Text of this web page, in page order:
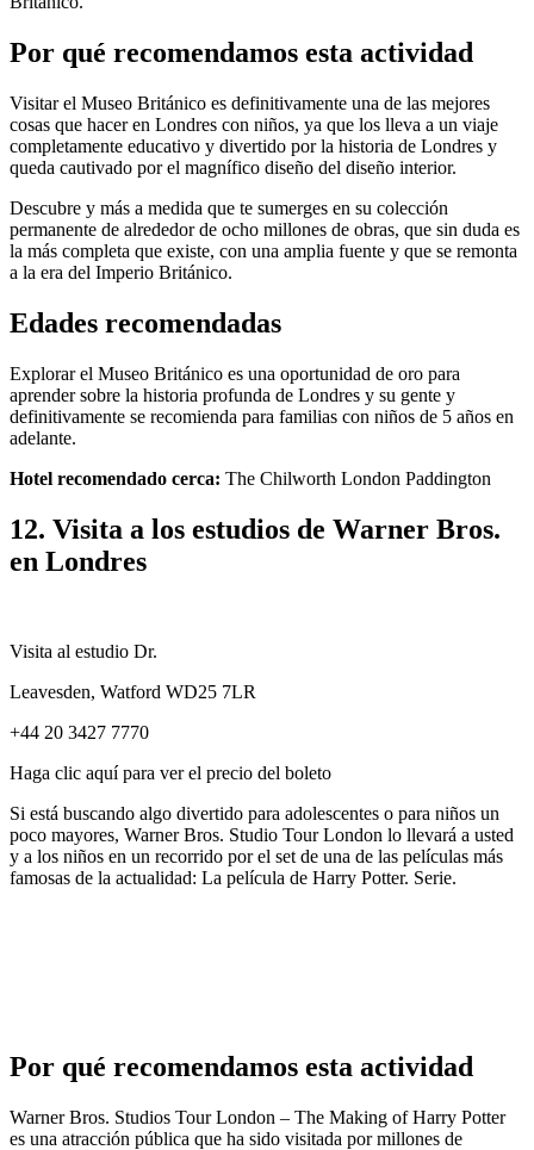
Por qué recomendamos esta actividad
Visitar el Museo Británico es definitivamente una de las mejores
cosas que hacer en Londres con niños, ya que los lleva a un viaje
completamente educativo y divertido por la historia de Londres y
queda cautivado por el magnífico diseño del diseño interior.
Descubre y más a medida que te sumerges en su colección
permanente de alrededor de ocho millones de obras, que sin duda es
la más completa que existe, con una amplia fuente y que se remonta
a la era del Imperio Británico.
Edades recomendadas
Explorar el Museo Británico es una oportunidad de oro para
aprender sobre la historia profunda de Londres y su gente y
definitivamente se recomienda para familias con niños de 5 años en
adelante.
Hotel recomendado cerca: The Chilworth London Paddington
12. Visita a los estudios de Warner Bros.
en Londres
Visita al estudio Dr.
Leavesden, Watford WD25 7LR
+44 20 3427 7770
Haga clic aquí para ver el precio del boleto
Si está buscando algo divertido para adolescentes o para niños un
poco mayores, Warner Bros. Studio Tour London lo llevará a usted
y a los niños en un recorrido por el set de una de las películas más
famosas de la actualidad: La película de Harry Potter. Serie.
Por qué recomendamos esta actividad
Warner Bros. Studios Tour London – The Making of Harry Potter
es una atracción pública que ha sido visitada por millones de